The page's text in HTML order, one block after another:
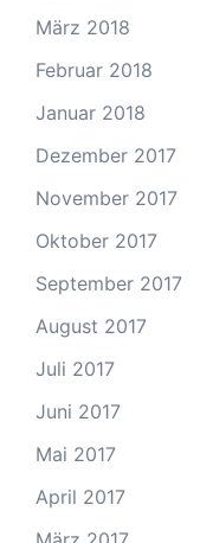
März 2018
Februar 2018
Januar 2018
Dezember 2017
November 2017
Oktober 2017
September 2017
August 2017
Juli 2017
Juni 2017
Mai 2017
April 2017